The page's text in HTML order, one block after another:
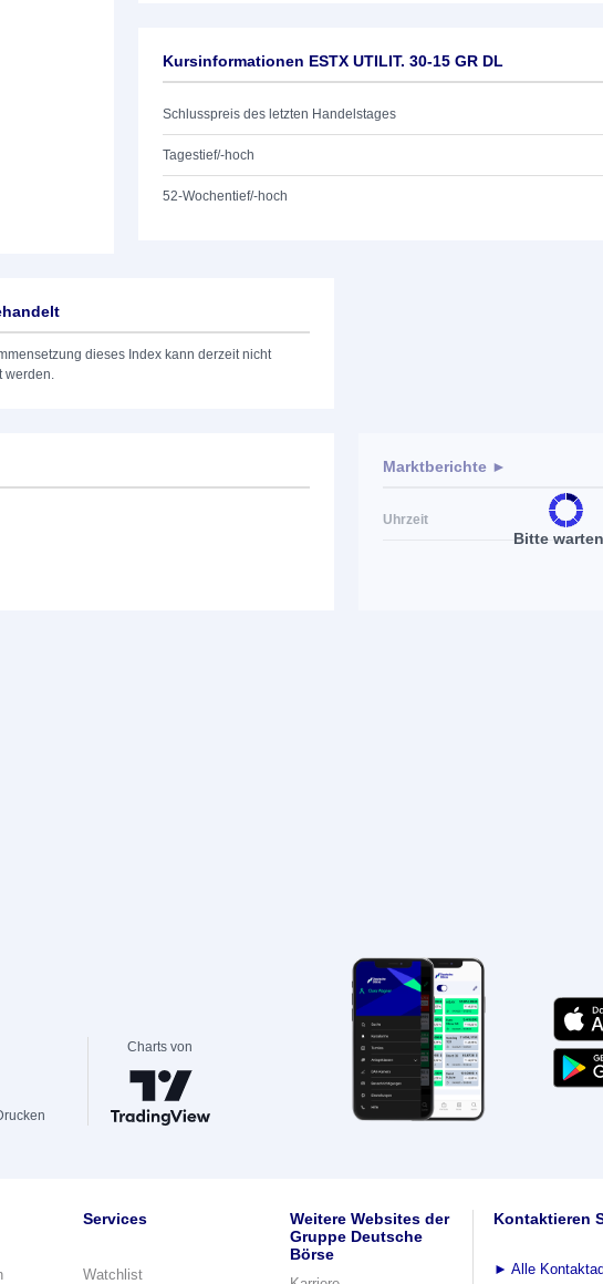
Kursinformationen ESTX UTILIT. 30-15 GR DL
Schlusspreis des letzten Handelstages
Tagestief/-hoch
52-Wochentief/-hoch
dieses Index kann derzeit nicht
werden.
Bitte
Marktberichte ►
Uhrzeit
Charts von
Services
Watchlist
Weitere Websites der
Gruppe Deutsche
Börse
Kontaktieren
► Alle